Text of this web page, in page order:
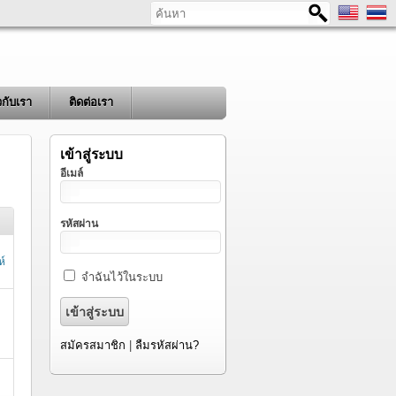
ค้นหา
กับเรา ติดต่อเรา
เข้าสู่ระบบ
อีเมล์
รหัสผ่าน
จำฉันไว้ในระบบ
สมัครสมาชิก ลืมรหัสผ่าน?